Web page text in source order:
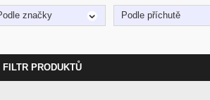
značky Podle příchutě
FILTR PRODUKTŮ